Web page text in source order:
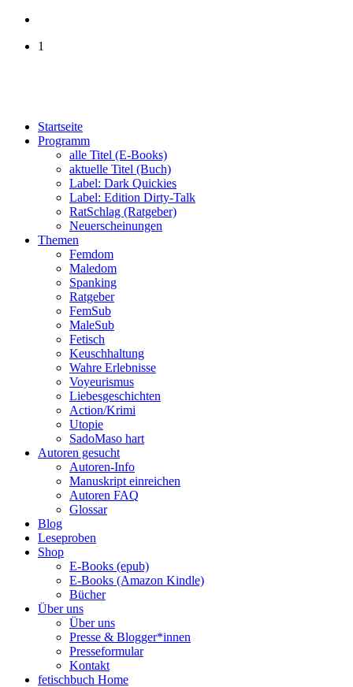
1
Startseite
Programm
alle Titel (E-Books)
aktuelle Titel (Buch)
Label: Dark Quickies
Label: Edition Dirty-Talk
RatSchlag (Ratgeber)
Neuerscheinungen
Themen
Femdom
Maledom
Spanking
Ratgeber
FemSub
MaleSub
Fetisch
Keuschhaltung
Wahre Erlebnisse
Voyeurismus
Liebesgeschichten
Action/Krimi
Utopie
SadoMaso hart
Autoren gesucht
Autoren-Info
Manuskript einreichen
Autoren FAQ
Glossar
Blog
Leseproben
Shop
E-Books (epub)
E-Books (Amazon Kindle)
Bücher
Über uns
Über uns
Presse & Blogger*innen
Presseformular
Kontakt
fetischbuch Home